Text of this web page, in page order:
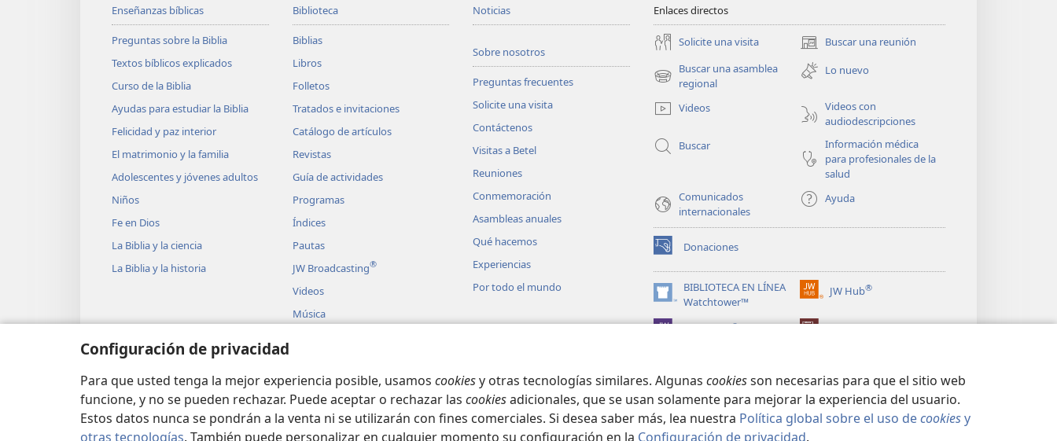
Configuración de privacidad
Para que usted tenga la mejor experiencia posible, usamos cookiesy otras tecnologías similares. Algunas cookiesson necesarias para que el sitio web
funcione, y no se pueden rechazar. Puede aceptar o rechazar las cookiesadicionales, que se usan solamente para mejorar la experiencia del usuario.
Estos datos nunca se pondrán a la venta ni se utilizarán con fines comerciales. Si desea saber más, lea nuestra Política global sobre el uso decookiesy
otras tecnologías. También puede personalizar en cualquier momento su configuración en la Configuración de privacidad.
Enseñanzas bíblicas
Preguntas sobre la Biblia
Textos bíblicos explicados
Curso de la Biblia
Ayudas para estudiar la Biblia
Felicidad y paz interior
El matrimonio y la familia
Adolescentes y jóvenes adultos
Niños
Fe en Dios
La Biblia y la ciencia
La Biblia y la historia
Biblioteca
Biblias
Libros
Folletos
Tratados e invitaciones
Catálogo de artículos
Revistas
Guía de actividades
Programas
Índices
Pautas
JW Broadcasting®
Videos
Música
Biblia
Noticias
Sobre nosotros
Preguntas frecuentes
Solicite una visita
Contáctenos
Visitas a Betel
Reuniones
Conmemoración
Asambleas anuales
Qué hacemos
Experiencias
Por todo el mundo
Enlaces directos
Solicite una visita Buscar una reunión
(abre
una
nueva
Buscar una asamblea
regional
(abre
nueva
Lo nuevo
Videos
Videos con
audiodescripciones
Buscar
Información médica
para profesionales de la
salud
Comunicados
internacionales
Ayuda
Donaciones
(abre
una
nueva
ventana)
BIBLIOTECA EN LÍNEA
Watchtower™
(abre
una
JW Hub®
(abre
nueva
®